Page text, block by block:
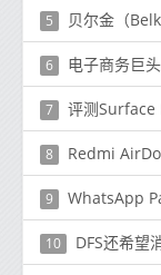
5 贝尔金（
6 电子商务巨头
7 评测Surface
8 Redmi
9 WhatsApp
10 DFS还希望